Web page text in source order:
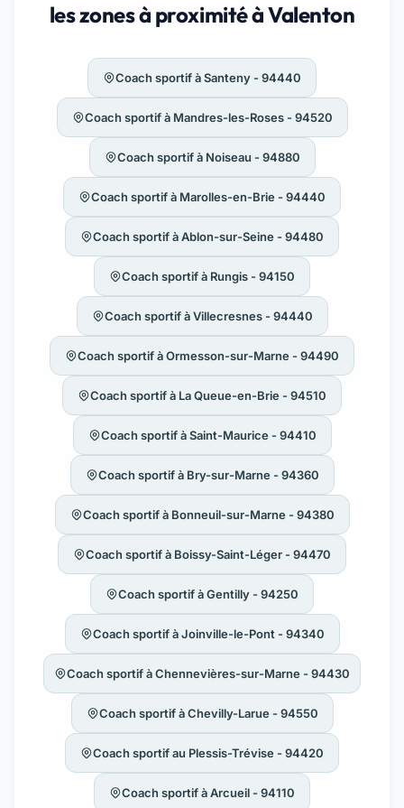
les zones à proximité à Valenton
Coach sportif à Santeny - 94440
Coach sportif à Mandres-les-Roses - 94520
Coach sportif à Noiseau - 94880
Coach sportif à Marolles-en-Brie - 94440
Coach sportif à Ablon-sur-Seine - 94480
Coach sportif à Rungis - 94150
Coach sportif à Villecresnes - 94440
Coach sportif à Ormesson-sur-Marne - 94490
Coach sportif à La Queue-en-Brie - 94510
Coach sportif à Saint-Maurice - 94410
Coach sportif à Bry-sur-Marne - 94360
Coach sportif à Bonneuil-sur-Marne - 94380
Coach sportif à Boissy-Saint-Léger - 94470
Coach sportif à Gentilly - 94250
Coach sportif à Joinville-le-Pont - 94340
Coach sportif à Chennevières-sur-Marne - 94430
Coach sportif à Chevilly-Larue - 94550
Coach sportif au Plessis-Trévise - 94420
Coach sportif à Arcueil - 94110